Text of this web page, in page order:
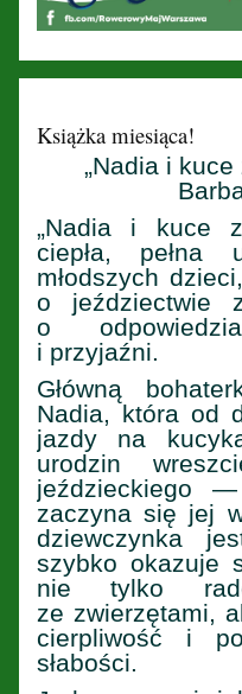
Książka miesiąca!
„Nadia i
„Nadia i kuce
ciepła, pełna
młodszych
o jeździectwie
o
i przyjaźni.
Główną
Nadia, która od
jazdy na
urodzin
jeździeckiego
zaczyna się jej
dziewczynka
szybko okazuje
nie tylko
ze zwierzętami,
cierpliwość i
słabości.